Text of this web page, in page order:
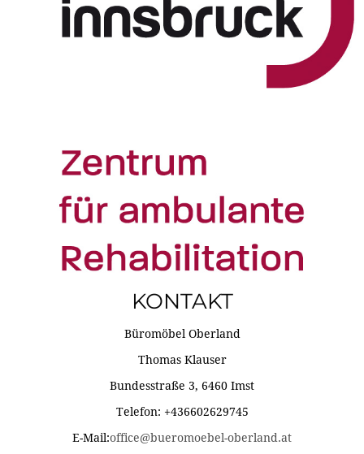
KONTAKT
Büromöbel Oberland
Thomas Klauser
Bundesstraße 3, 6460 Imst
Telefon: +436602629745
E-Mail:office@bueromoebel-oberland.at